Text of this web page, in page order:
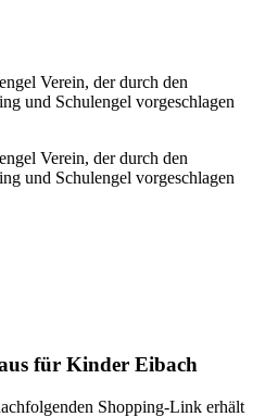
Verein, der durch den
und Schulengel vorgeschlagen
Verein, der durch den
und Schulengel vorgeschlagen
für Kinder Eibach
Shopping-Link erhält